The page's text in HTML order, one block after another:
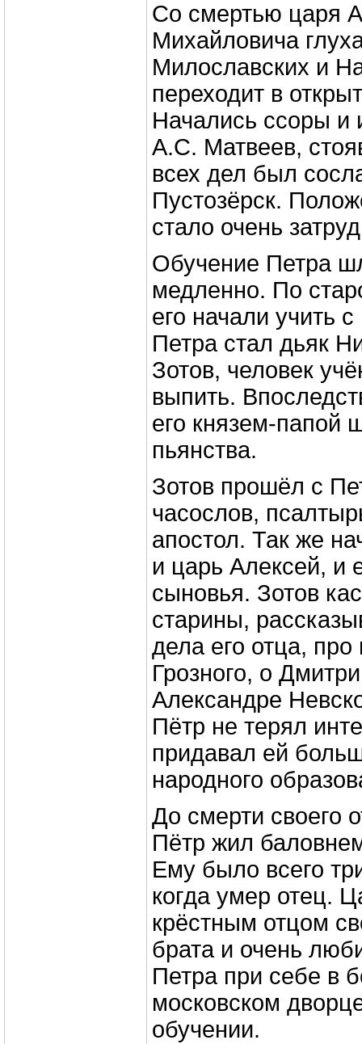
Со смертью царя
Михайловича
Милославских и
переходит в
Начались ссоры и
А.С. Матвеев,
всех дел был
Пустозёрск.
стало очень
Обучение Петра
медленно. По
его начали учить
Петра стал дьяк
Зотов, человек
выпить.
его князем-папой
пьянства.
Зотов прошёл с
часослов,
апостол. Так же
и царь Алексей, и
сыновья. Зотов
старины,
дела его отца,
Грозного, о
Александре
Пётр не терял
придавал ей
народного
До смерти своего
Пётр жил
Ему было всего
когда умер отец.
крёстным отцом
брата и очень
Петра при себе в
московском
обучении.